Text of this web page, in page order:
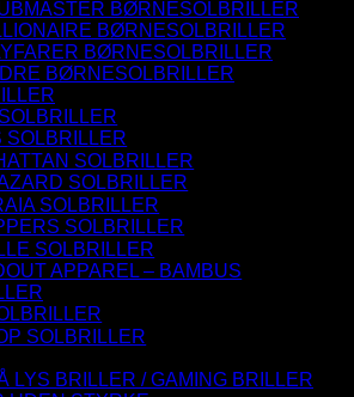
BØRNESOLBRILLER
BØRNESOLBRILLER
BØRNESOLBRILLER
BØRNESOLBRILLER
SOLBRILLER
SOLBRILLER
SOLBRILLER
SOLBRILLER
SOLBRILLER
SOLBRILLER
APPAREL – BAMBUS
SOLBRILLER
LYS BRILLER / GAMING BRILLER